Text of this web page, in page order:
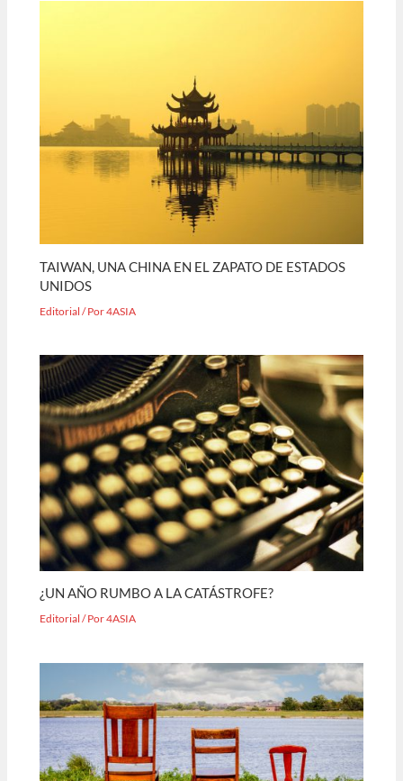
TAIWAN, UNA CHINA EN EL ZAPATO DE ESTADOS
UNIDOS
Editorial / Por4ASIA
¿UN AÑO RUMBO A LA CATÁSTROFE?
Editorial / Por4ASIA